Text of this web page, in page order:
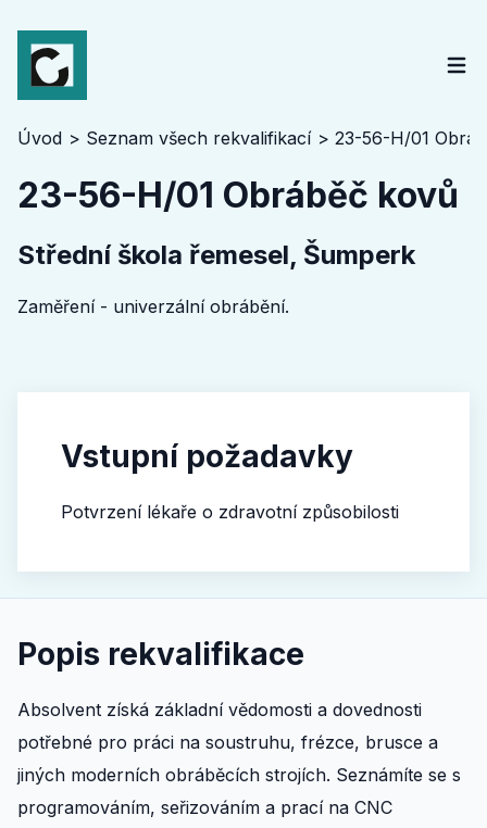
Úvod Seznam všech rekvalifikací 23-56-H/01
23-56-H/01 Obráběč kovů
Střední škola řemesel, Šumperk
Zaměření - univerzální obrábění.
Vstupní požadavky
Potvrzení lékaře o zdravotní způsobilosti
Popis rekvalifikace
Absolvent získá základní vědomosti a dovednosti
potřebné pro práci na soustruhu, frézce, brusce a
jiných moderních obráběcích strojích. Seznámíte se s
programováním, seřizováním a prací na CNC